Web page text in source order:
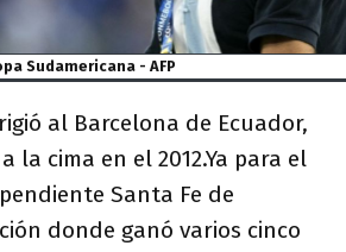
Sudamericana - AFP
al Barcelona de Ecuador,
la cima en el 2012.Ya para el
Santa Fe de
donde ganó varios cinco